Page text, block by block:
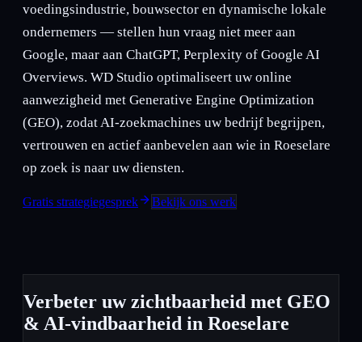
voedingsindustrie, bouwsector en dynamische lokale
ondernemers — stellen hun vraag niet meer aan
Google, maar aan ChatGPT, Perplexity of Google AI
Overviews. WD Studio optimaliseert uw online
aanwezigheid met Generative Engine Optimization
(GEO), zodat AI-zoekmachines uw bedrijf begrijpen,
vertrouwen en actief aanbevelen aan wie in Roeselare
op zoek is naar uw diensten.
Gratis strategiegesprek Bekijk ons werk
Verbeter uw zichtbaarheid met GEO
& AI-vindbaarheid in Roeselare